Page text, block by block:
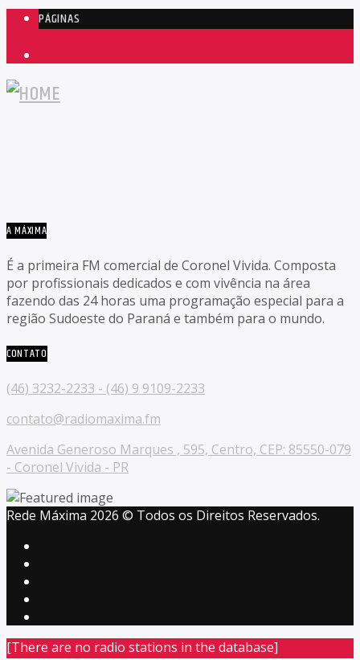
PÁGINAS
A MÁXIMA
É a primeira FM comercial de Coronel Vivida. Composta
por profissionais dedicados e com vivência na área
fazendo das 24 horas uma programação especial para a
região Sudoeste do Paraná e também para o mundo.
CONTATO
(46) 3232-2233 - (46) 9 9109-2233
contato@radiomaxima.fm
Avenida Generoso Marques , 595, Centro, CEP: 85550-079
- Coronel Vivida - PR
Rede Máxima 2026 © Todos os Direitos Reservados.
[There are no radio stations in the database]